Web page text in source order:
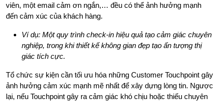
viên, một email cảm ơn ngắn,… đều có thể ảnh hưởng mạnh
đến cảm xúc của khách hàng.
Ví dụ: Một quy trình check-in hiệu quả tạo cảm giác chuyên
nghiệp, trong khi thiết kế không gian đẹp tạo ấn tượng thị
giác tích cực.
Tổ chức sự kiện cần tối ưu hóa những Customer Touchpoint gây
ảnh hưởng cảm xúc mạnh mẽ nhất để xây dựng lòng tin. Ngược
lại, nếu Touchpoint gây ra cảm giác khó chịu hoặc thiếu chuyên